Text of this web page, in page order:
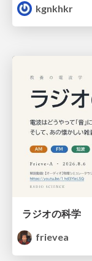
kgnkhkr
ラジオの科学
frievea